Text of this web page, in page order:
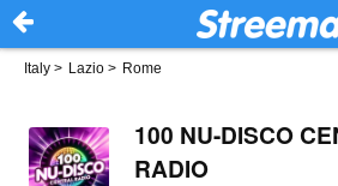
Italy > Lazio > Rome
100 NU-DISCO
RADIO